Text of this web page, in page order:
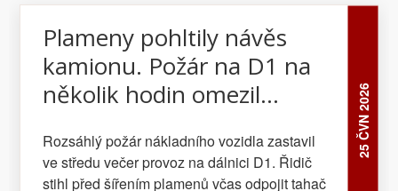
25 ČVN 2026
Plameny pohltily návěs
kamionu. Požár na D1 na
několik hodin omezil
Rozsáhlý požár nákladního vozidla zastavil
ve středu večer provoz na dálnici D1. Řidič
stihl před šířením plamenů včas odpojit tahač